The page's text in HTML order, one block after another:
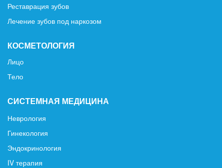
Реставрация зубов
Лечение зубов под наркозом
КОСМЕТОЛОГИЯ
Лицо
Тело
СИСТЕМНАЯ МЕДИЦИНА
Неврология
Гинекология
Эндокринология
IV терапия